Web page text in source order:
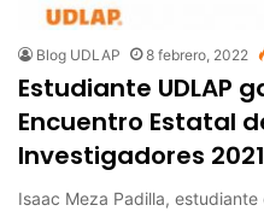
Blog UDLAP 8 febrero, 2022
Estudiante UDLAP
Encuentro Estatal
Investigadores
Isaac Meza Padilla,